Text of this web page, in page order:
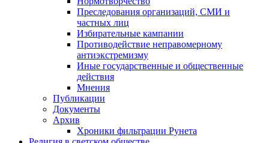
Преследования организаций, СМИ и
частных лиц
Избирательные кампании
Противодействие неправомерному
антиэкстремизму
Иные государственные и общественные
действия
Мнения
Публикации
Документы
Архив
Хроники фильтрации Рунета